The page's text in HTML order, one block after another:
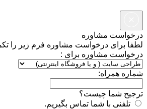
درخواست مشاوره
لطفا برای درخواست مشاوره فرم زیر را
درخواست مشاوره برای :
شماره همراه:
ترجیح شما چیست؟
تلفنی با شما تماس بگیریم.